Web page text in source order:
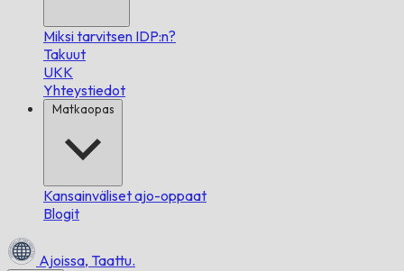
Miksi tarvitsen IDP:n?
Takuut
UKK
Yhteystiedot
Matkaopas
Kansainväliset ajo-oppaat
Blogit
Ajoissa, Taattu.